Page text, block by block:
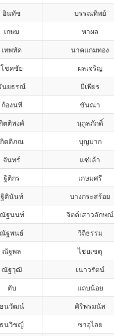
อินทัช บรรณทิพย์
เกษม หาผล
เทพทัด นาคแกมทอง
โชคชัย ผลเจริญ
นยธรณ์ มีเพียร
ก้องนที ขันณา
ตติพงศ์ นุกูลภักดิ์
กิตติภณ บุญมาก
จันทร์ แซ่เล้า
ฐิติกร เกษมศรี
ฐิตินันท์ บางกระสร้อย
ณัฐนนท์ จิตต์เสาวลักษณ์
ณัฐพนธ์ วิถีธรรม
ณัฐพล ไชยเชตุ
ณัฐวุฒิ เนาวรัตน์
ตับ แถบน้อย
ธนวัฒน์ ศิริพรมนัส
ธนวิชญ์ ซาอุไลย